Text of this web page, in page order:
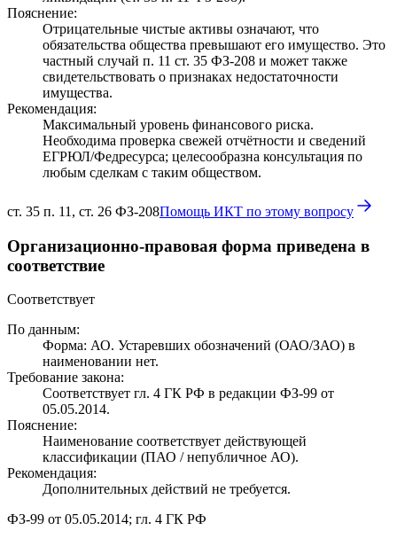
Пояснение:
Отрицательные чистые активы означают, что
обязательства общества превышают его имущество. Это
частный случай п. 11 ст. 35 ФЗ-208 и может также
свидетельствовать о признаках недостаточности
имущества.
Рекомендация:
Максимальный уровень финансового риска.
Необходима проверка свежей отчётности и сведений
ЕГРЮЛ/Федресурса; целесообразна консультация по
любым сделкам с таким обществом.
ст. 35 п. 11, ст. 26 ФЗ-208Помощь ИКТ по этому вопросу
Организационно-правовая форма приведена в
соответствие
Соответствует
По данным:
Форма: АО. Устаревших обозначений (ОАО/ЗАО) в
наименовании нет.
Требование закона:
Соответствует гл. 4 ГК РФ в редакции ФЗ-99 от
05.05.2014.
Пояснение:
Наименование соответствует действующей
классификации (ПАО / непубличное АО).
Рекомендация:
Дополнительных действий не требуется.
ФЗ-99 от 05.05.2014; гл. 4 ГК РФ